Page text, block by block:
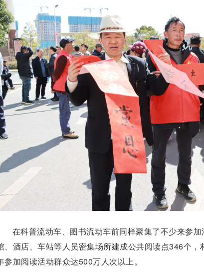
在科普流动车、图书流动车前同样聚集了不少来参
、酒店、车站等人员密集场所建成公共阅读点346个
参加阅读活动群众达500万人次以上。